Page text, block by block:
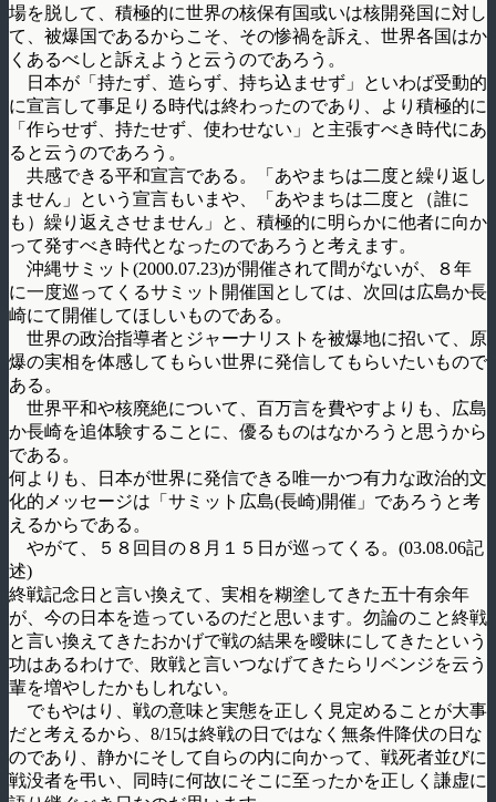
場を脱して、積極的に世界の核保有国或いは核開発国に対し
て、被爆国であるからこそ、その惨禍を訴え、世界各国はか
くあるべしと訴えようと云うのであろう。
日本が「持たず、造らず、持ち込ませず」といわば受動的
に宣言して事足りる時代は終わったのであり、より積極的に
「作らせず、持たせず、使わせない」と主張すべき時代にあ
ると云うのであろう。
共感できる平和宣言である。「あやまちは二度と繰り返し
ません」という宣言もいまや、「あやまちは二度と（誰に
も）繰り返えさせません」と、積極的に明らかに他者に向か
って発すべき時代となったのであろうと考えます。
沖縄サミット(2000.07.23)が開催されて間がないが、８年
に一度巡ってくるサミット開催国としては、次回は広島か長
崎にて開催してほしいものである。
世界の政治指導者とジャーナリストを被爆地に招いて、原
爆の実相を体感してもらい世界に発信してもらいたいもので
ある。
世界平和や核廃絶について、百万言を費やすよりも、広島
か長崎を追体験することに、優るものはなかろうと思うから
である。
何よりも、日本が世界に発信できる唯一かつ有力な政治的文
化的メッセージは「サミット広島(長崎)開催」であろうと考
えるからである。
やがて、５８回目の８月１５日が巡ってくる。(03.08.06記
述)
終戦記念日と言い換えて、実相を糊塗してきた五十有余年
が、今の日本を造っているのだと思います。勿論のこと終戦
と言い換えてきたおかげで戦の結果を曖昧にしてきたという
功はあるわけで、敗戦と言いつなげてきたらリベンジを云う
輩を増やしたかもしれない。
でもやはり、戦の意味と実態を正しく見定めることが大事
だと考えるから、8/15は終戦の日ではなく無条件降伏の日な
のであり、静かにそして自らの内に向かって、戦死者並びに
戦没者を弔い、同時に何故にそこに至ったかを正しく謙虚に